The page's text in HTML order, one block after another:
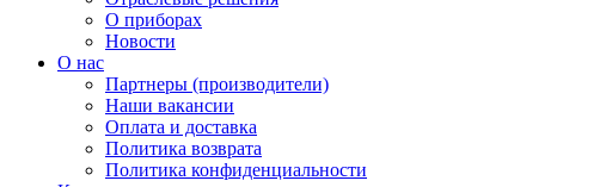
О приборах
Новости
О нас
Партнеры (производители)
Наши вакансии
Оплата и доставка
Политика возврата
Политика конфиденциальности